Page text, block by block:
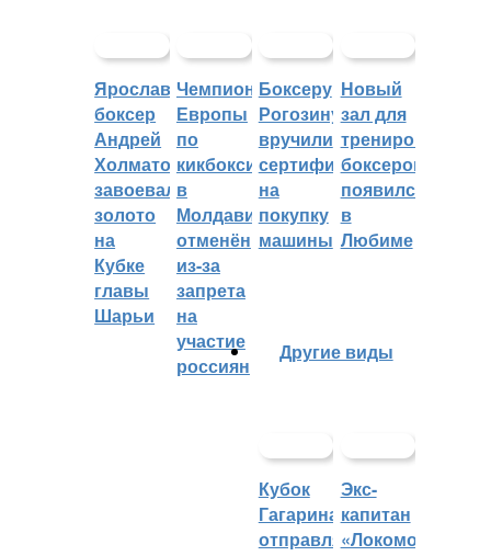
Ярославский
боксер
Андрей
Холматов
завоевал
золото
на
Кубке
главы
Шарьи
Чемпионат
Европы
по
кикбоксингу
в
Молдавии
отменён
из-за
запрета
на
участие
россиян
Боксеру
Рогозину
вручили
сертификат
на
покупку
машины
Новый
зал для
тренировок
боксеров
появился
в
Любиме
Другие виды
Кубок
Гагарина
отправляется
Экс-
капитан
«Локомотива»